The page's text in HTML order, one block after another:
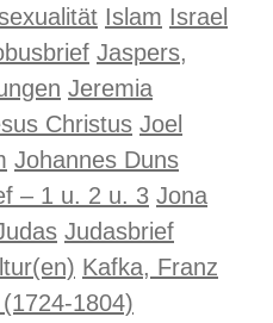
Islam Israel
Jaspers,
Jeremia
Christus Joel
Johannes Duns
– 1 u. 2 u. 3 Jona
Judasbrief
Kafka, Franz
1804)